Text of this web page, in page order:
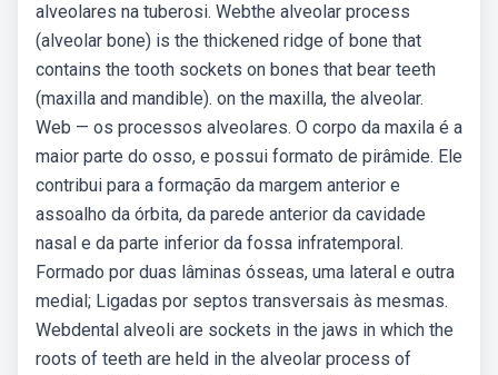
alveolares na tuberosi. Webthe alveolar process
(alveolar bone) is the thickened ridge of bone that
contains the tooth sockets on bones that bear teeth
(maxilla and mandible). on the maxilla, the alveolar.
Web — os processos alveolares. O corpo da maxila é a
maior parte do osso, e possui formato de pirâmide. Ele
contribui para a formação da margem anterior e
assoalho da órbita, da parede anterior da cavidade
nasal e da parte inferior da fossa infratemporal.
Formado por duas lâminas ósseas, uma lateral e outra
medial; Ligadas por septos transversais às mesmas.
Webdental alveoli are sockets in the jaws in which the
roots of teeth are held in the alveolar process of